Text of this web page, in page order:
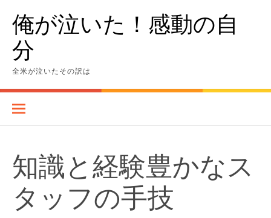
content俺が泣いた！感動の自
分
全米が泣いたその訳は
知識と経験豊かなス
タッフの手技